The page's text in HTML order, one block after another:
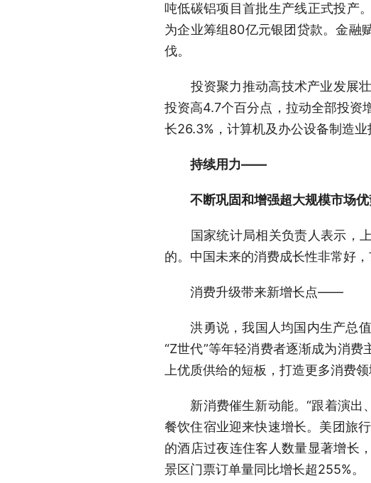
吨低碳铝项目首批生产线正式投产
为企业筹组80亿元银团贷款。金融
伐。
投资聚力推动高技术产业发展壮
投资高4.7个百分点，拉动全部投资
长26.3%，计算机及办公设备制造业
持续用力——
不断巩固和增强超大规模市场优
国家统计局相关负责人表示，上
的。中国未来的消费成长性非常好
消费升级带来新增长点——
洪勇说，我国人均国内生产总值
“Z世代”等年轻消费者逐渐成为消
上优质供给的短板，打造更多消费领
新消费催生新动能。“跟着演出、
餐饮住宿业迎来快速增长。美团旅
的酒店过夜连住客人数量显著增长
景区门票订单量同比增长超255%。